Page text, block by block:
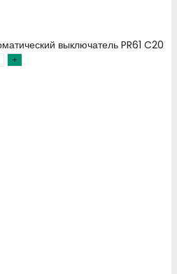
выключатель PR61 C20